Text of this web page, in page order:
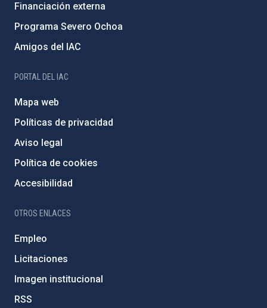
Financiación externa
Programa Severo Ochoa
Amigos del IAC
PORTAL DEL IAC
Mapa web
Políticas de privacidad
Aviso legal
Política de cookies
Accesibilidad
OTROS ENLACES
Empleo
Licitaciones
Imagen institucional
RSS